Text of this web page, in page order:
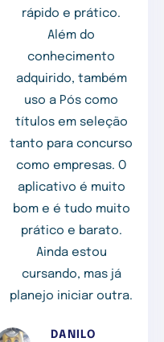
rápido e prático.
Além do
conhecimento
adquirido, também
uso a Pós como
títulos em seleção
tanto para concurso
como empresas. O
aplicativo é muito
bom e é tudo muito
prático e barato.
Ainda estou
cursando, mas já
planejo iniciar outra.
DANILO